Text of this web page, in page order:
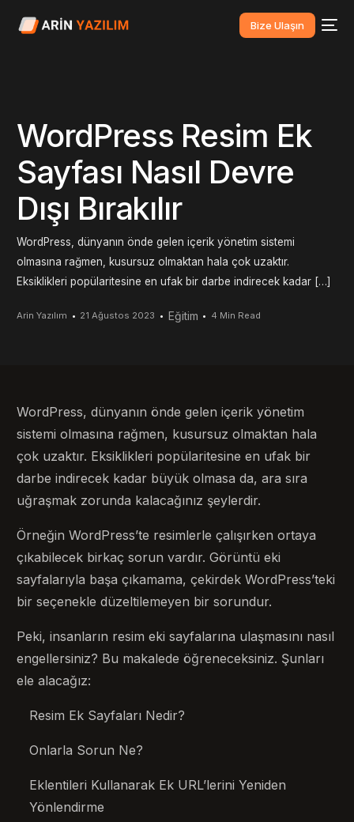
Bize Ulaşın
WordPress Resim Ek
Sayfası Nasıl Devre
Dışı Bırakılır
WordPress, dünyanın önde gelen içerik yönetim sistemi
olmasına rağmen, kusursuz olmaktan hala çok uzaktır.
Eksiklikleri popülaritesine en ufak bir darbe indirecek kadar […]
Arin Yazılım 21 Ağustos 2023 Eğitim 4 Min Read
WordPress, dünyanın önde gelen içerik yönetim
sistemi olmasına rağmen, kusursuz olmaktan hala
çok uzaktır. Eksiklikleri popülaritesine en ufak bir
darbe indirecek kadar büyük olmasa da, ara sıra
uğraşmak zorunda kalacağınız şeylerdir.
Örneğin WordPress’te resimlerle çalışırken ortaya
çıkabilecek birkaç sorun vardır. Görüntü eki
sayfalarıyla başa çıkamama, çekirdek WordPress’teki
bir seçenekle düzeltilemeyen bir sorundur.
Peki, insanların resim eki sayfalarına ulaşmasını nasıl
engellersiniz? Bu makalede öğreneceksiniz. Şunları
ele alacağız:
Resim Ek Sayfaları Nedir?
Onlarla Sorun Ne?
Eklentileri Kullanarak Ek URL’lerini Yeniden
Yönlendirme